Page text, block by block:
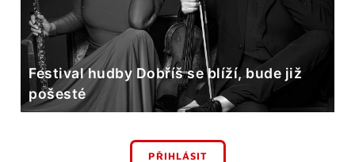
Festival hudby Dobříš se blíží, bude již
pošesté
PŘIHLÁSIT